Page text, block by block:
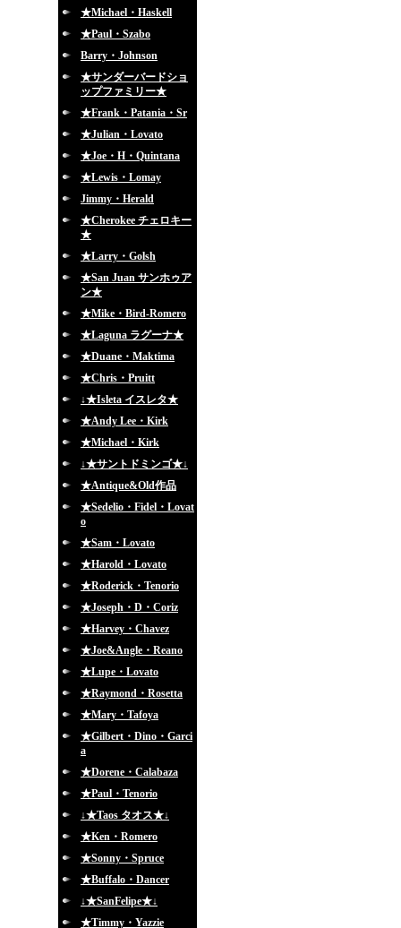
★Michael・Haskell
★Paul・Szabo
Barry・Johnson
★サンダーバードショ
ップファミリー★
★Frank・Patania・Sr
★Julian・Lovato
★Joe・H・Quintana
★Lewis・Lomay
Jimmy・Herald
★Cherokee チェロキー
★
★Larry・Golsh
★San Juan サンホゥア
ン★
★Mike・Bird-Romero
★Laguna ラグーナ★
★Duane・Maktima
★Chris・Pruitt
↓★Isleta イスレタ★
★Andy Lee・Kirk
★Michael・Kirk
↓★サントドミンゴ★↓
★Antique&Old作品
★Sedelio・Fidel・Lovat
o
★Sam・Lovato
★Harold・Lovato
★Roderick・Tenorio
★Joseph・D・Coriz
★Harvey・Chavez
★Joe&Angle・Reano
★Lupe・Lovato
★Raymond・Rosetta
★Mary・Tafoya
★Gilbert・Dino・Garci
a
★Dorene・Calabaza
★Paul・Tenorio
↓★Taos タオス★↓
★Ken・Romero
★Sonny・Spruce
★Buffalo・Dancer
↓★SanFelipe★↓
★Timmy・Yazzie